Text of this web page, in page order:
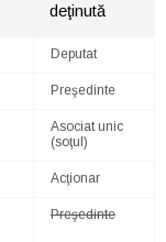
deţinută
Deputat
Preşedinte
Asociat unic
(soţul)
Acţionar
Preşedinte